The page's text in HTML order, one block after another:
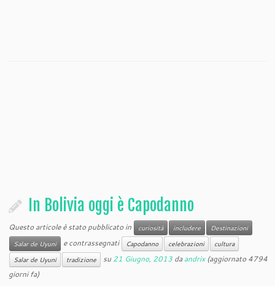
In Bolivia oggi è Capodanno
Questo articole è stato pubblicato in curiosità includere
Destinazioni
Salar de Uyuni
e contrassegnati Capodanno celebrazioni
cultura
Salar de Uyuni
tradizione su21 Giugno, 2013 daandrix(aggiornato 4794
giorni fa)